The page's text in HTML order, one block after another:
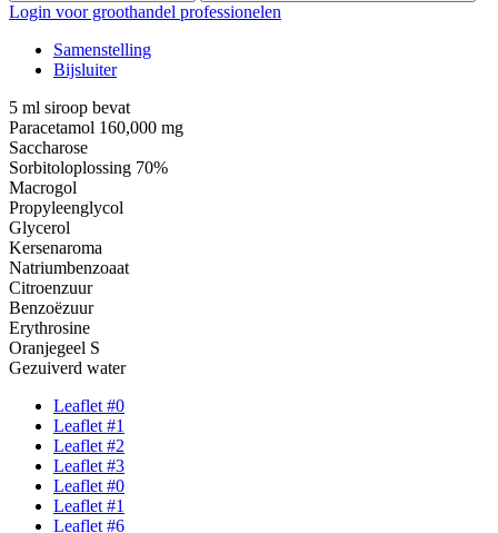
Login voor groothandel professionelen
Samenstelling
Bijsluiter
5 ml siroop bevat
Paracetamol 160,000 mg
Saccharose
Sorbitoloplossing 70%
Macrogol
Propyleenglycol
Glycerol
Kersenaroma
Natriumbenzoaat
Citroenzuur
Benzoëzuur
Erythrosine
Oranjegeel S
Gezuiverd water
Leaflet #0
Leaflet #1
Leaflet #2
Leaflet #3
Leaflet #0
Leaflet #1
Leaflet #6